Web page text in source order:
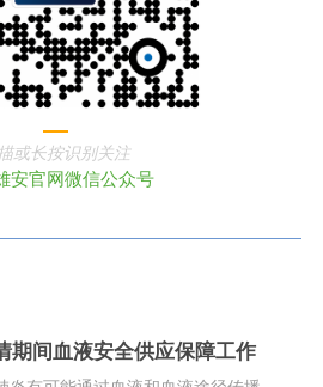
或长按识别关注
安官网微信公众号
期间血液安全供应保障工作